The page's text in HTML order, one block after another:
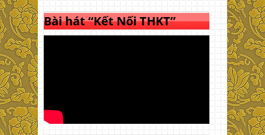
Bài hát “Kết Nối THKT”